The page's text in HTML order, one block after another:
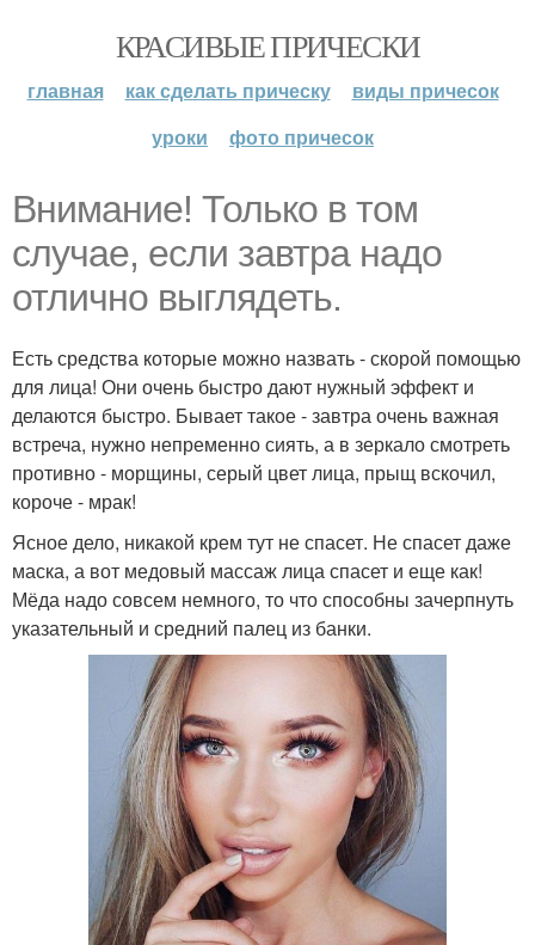
КРАСИВЫЕ ПРИЧЕСКИ
главная как сделать прическу
виды причесок
уроки
фото причесок
Внимание! Только в том
случае, если завтра надо
отлично выглядеть.
Есть средства которые можно назвать - скорой помощью
для лица! Они очень быстро дают нужный эффект и
делаются быстро. Бывает такое - завтра очень важная
встреча, нужно непременно сиять, а в зеркало смотреть
противно - морщины, серый цвет лица, прыщ вскочил,
короче - мрак!
Ясное дело, никакой крем тут не спасет. Не спасет даже
маска, а вот медовый массаж лица спасет и еще как!
Мёда надо совсем немного, то что способны зачерпнуть
указательный и средний палец из банки.